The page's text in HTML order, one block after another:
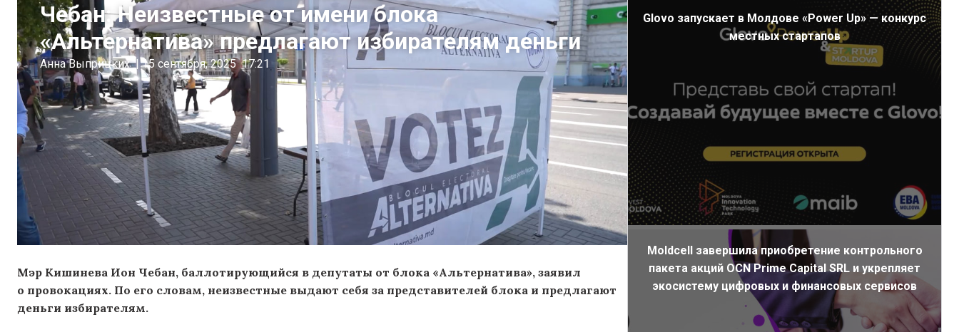
Чебан: Неизвестные от имени блока
«Альтернатива» предлагают избирателям деньги
Анна Выприцких | 15 сентября, 2025 17:21
Мэр Кишинева Ион Чебан, баллотирующийся в депутаты от блока «Альтернатива», заявил
о провокациях. По его словам, неизвестные выдают себя за представителей блока и предлагают
деньги избирателям.
Glovo запускает в Молдове «Power Up» — конкурс
местных стартапов
Moldcell завершила приобретение контрольного
пакета акций OCN Prime Capital SRL и укрепляет
экосистему цифровых и финансовых сервисов